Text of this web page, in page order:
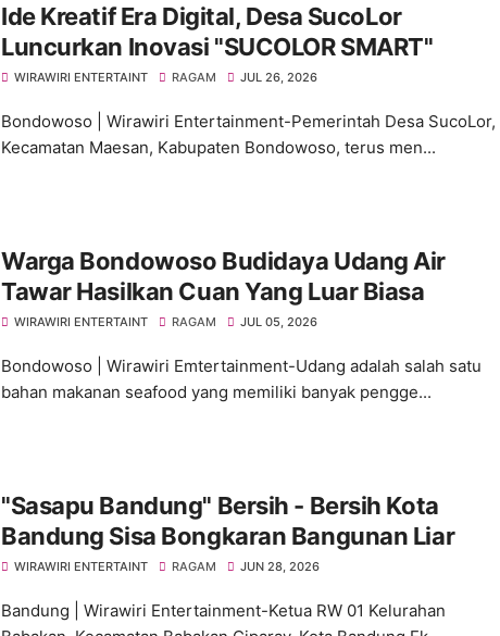
Ide Kreatif Era Digital, Desa SucoLor
Luncurkan Inovasi "SUCOLOR SMART"
WIRAWIRI ENTERTAINT RAGAM JUL 26, 2026
Bondowoso | Wirawiri Entertainment-Pemerintah Desa SucoLor,
Kecamatan Maesan, Kabupaten Bondowoso, terus men...
Warga Bondowoso Budidaya Udang Air
Tawar Hasilkan Cuan Yang Luar Biasa
WIRAWIRI ENTERTAINT RAGAM JUL 05, 2026
Bondowoso | Wirawiri Emtertainment-Udang adalah salah satu
bahan makanan seafood yang memiliki banyak pengge...
"Sasapu Bandung" Bersih - Bersih Kota
Bandung Sisa Bongkaran Bangunan Liar
WIRAWIRI ENTERTAINT RAGAM JUN 28, 2026
Bandung | Wirawiri Entertainment-‎Ketua RW 01 Kelurahan